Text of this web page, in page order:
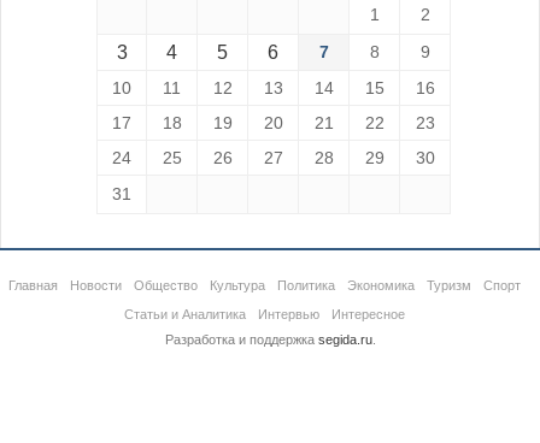
1
2
3 4 5 6 7 8
9
10
11 12 13 14 15
16
17
18 19 20 21 22
23
24
25 26 27 28 29
30
31
Главная Новости Общество Культура Политика Экономика Туризм
Спорт
Статьи и Аналитика
Интервью
Интересное
Разработка и поддержка segida.ru.